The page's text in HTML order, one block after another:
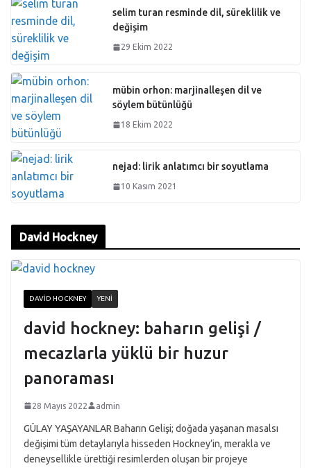
selim turan resminde dil, süreklilik ve
değişim
29 Ekim 2022
mübin orhon: marjinalleşen dil ve
söylem bütünlüğü
18 Ekim 2022
nejad: lirik anlatımcı bir soyutlama
10 Kasım 2021
David Hockney
DAVID HOCKNEY YENI
david hockney: baharın gelişi /
mecazlarla yüklü bir huzur
panoraması
28 Mayıs 2022 admin
GÜLAY YAŞAYANLAR Baharın Gelişi; doğada yaşanan masalsı
değişimi tüm detaylarıyla hisseden Hockney’in, merakla ve
deneysellikle ürettiği resimlerden oluşan bir projeye